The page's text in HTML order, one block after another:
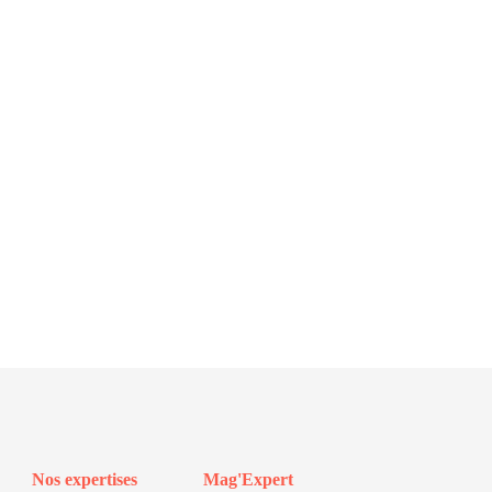
Nos expertises
Mag'Expert